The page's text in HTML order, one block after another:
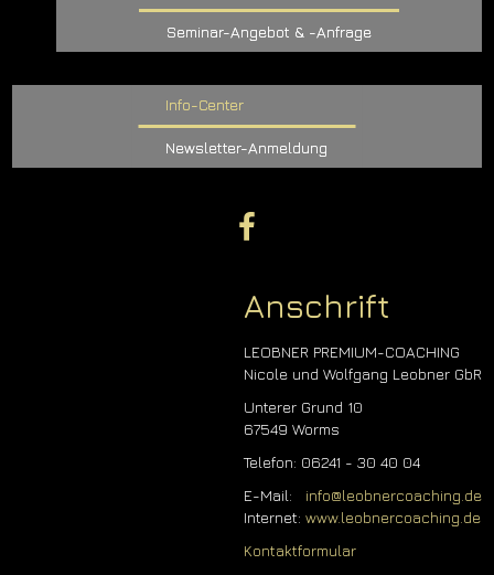
Seminar-Angebot & -Anfrage
Info-Center
Newsletter-Anmeldung
Anschrift
LEOBNER PREMIUM-COACHING
Nicole und Wolfgang Leobner GbR
Unterer Grund 10
67549 Worms
Telefon: 06241 - 30 40 04
E-Mail: info@leobnercoaching.de
Internet:www.leobnercoaching.de
Kontaktformular